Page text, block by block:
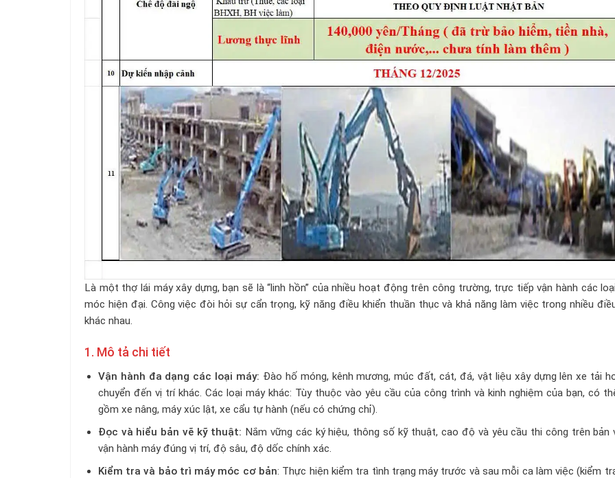
Là một thợ lái máy xây dựng, bạn sẽ là “linh hồn” của nhiều hoạt động trên công trường, trực tiếp vận hành các
móc hiện đại. Công việc đòi hỏi sự cẩn trọng, kỹ năng điều khiển thuần thục và khả năng làm việc trong nhiều
khác nhau.
1. Mô tả chi tiết
Vận hành đa dạng các loại máy: Đào hố móng, kênh mương, múc đất, cát, đá, vật liệu xây dựng lên xe tải
chuyển đến vị trí khác. Các loại máy khác: Tùy thuộc vào yêu cầu của công trình và kinh nghiệm của bạn, có
gồm xe nâng, máy xúc lật, xe cẩu tự hành (nếu có chứng chỉ).
Đọc và hiểu bản vẽ kỹ thuật: Nắm vững các ký hiệu, thông số kỹ thuật, cao độ và yêu cầu thi công trên bản
vận hành máy đúng vị trí, độ sâu, độ dốc chính xác.
Kiểm tra và bảo trì máy móc cơ bản: Thực hiện kiểm tra tình trạng máy trước và sau mỗi ca làm việc (kiểm